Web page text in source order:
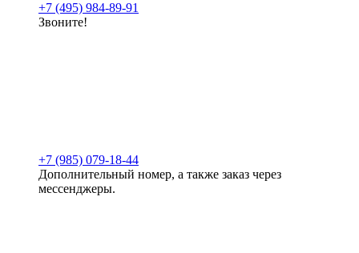
+7 (495) 984-89-91
Звоните!
+7 (985) 079-18-44
Дополнительный номер, а также заказ через
мессенджеры.